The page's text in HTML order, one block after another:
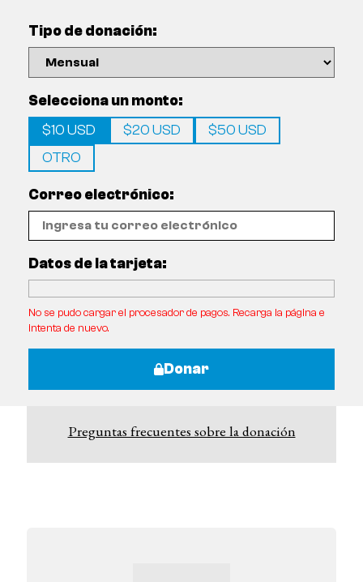
Tipo de donación:
Selecciona un monto:
$10 USD
$20 USD
$50 USD
OTRO
Correo electrónico:
Datos de la tarjeta:
No se pudo cargar el procesador de pagos. Recarga la página e
intenta de nuevo.
Donar
Preguntas frecuentes sobre la donación